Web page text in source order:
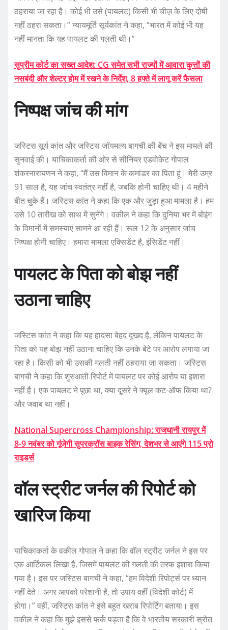
ठहराया जा रहा है। कोई भी उसे (पायलट) किसी भी चीज़ के लिए दोषी
नहीं ठहरा सकता।” न्यायमूर्ति सूर्यकांत ने कहा, “भारत में कोई भी यह
नहीं मानता कि यह पायलट की गलती थी।”
सुप्रीम कोर्ट का सख्त आदेश: CG समेत सभी राज्यों में आवारा कुत्तों की
नसबंदी और शेल्टर होम में रखने के निर्देश, 8 हफ्ते में लागू करें फैसला
निष्पक्ष जांच की मांग
जस्टिस सूर्य कांत और जस्टिस जॉयमल्य बागची की बेंच ने इस मामले की
सुनवाई की। याचिकाकर्ता की ओर से सीनियर एडवोकेट गोपाल
शंकरनारायणन ने कहा, “मैं उस विमान के कमांडर का पिता हूं। मेरी उम्र
91 साल है, यह जांच स्वतंत्र नहीं है, जबकि होनी चाहिए थी। 4 महीने
बीत चुके हैं। जस्टिस कांत ने कहा कि एक और जुड़ा हुआ मामला है। हम
उसे 10 तारीख को साथ में सुनेंगे। वकील ने कहा कि दुनिया भर में बोइंग
के विमानों में समस्याएं सामने आ रही हैं। रूल 12 के अनुसार जांच
निष्पक्ष होनी चाहिए। हमारा मामला एक्सिडेंट है, इंसिडेंट नहीं।
पायलट के पिता को बोझ नहीं
उठाना चाहिए
जस्टिस कांत ने कहा कि यह हादसा बेहद दुखद है, लेकिन पायलट के
पिता को यह बोझ नहीं उठाना चाहिए कि उनके बेटे पर आरोप लगाया जा
रहा है। किसी को भी उसकी गलती नहीं ठहराया जा सकता। जस्टिस
बागची ने कहा कि शुरुआती रिपोर्ट में पायलट पर कोई आरोप या इशारा
नहीं है। एक पायलट ने पूछा था, क्या दूसरे ने फ्यूल कट-ऑफ किया था?
और जवाब था नहीं।
National Supercross Championship: राजधानी रायपुर में
8-9 नवंबर को गूंजेगी सुपरक्रॉस बाइक रेसिंग, देशभर से आएंगे 115 प्रो
राइडर्स
वॉल स्ट्रीट जर्नल की रिपोर्ट को
खारिज किया
याचिकाकर्ता के वकील गोपाल ने कहा कि वॉल स्ट्रीट जर्नल ने इस पर
एक आर्टिकल लिखा है, जिसमें पायलट की गलती की तरफ इशारा किया
गया है। इस पर जस्टिस बागची ने कहा, “हम विदेशी रिपोर्ट्स पर ध्यान
नहीं देते। अगर आपको परेशानी है, तो उपाय वहीं (विदेशी कोर्ट) में
होगा।” वहीं, जस्टिस कांत ने इसे बहुत खराब रिपोर्टिंग बताया। इस
वकील ने कहा कि मुझे इससे फर्क पड़ता है कि वे भारतीय सरकारी स्रोत